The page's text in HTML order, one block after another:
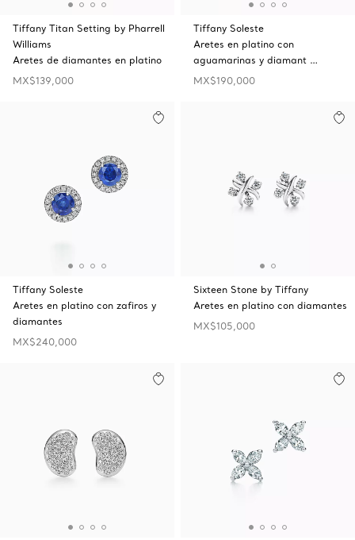
Tiffany Titan Setting by Pharrell
Williams
Aretes de diamantes en platino
MX$139,000
Tiffany Soleste
Aretes en platino con
aguamarinas y diamant …
MX$190,000
Tiffany Soleste
Aretes en platino con zafiros y
diamantes
MX$240,000
Sixteen Stone by Tiffany
Aretes en platino con diamantes
MX$105,000